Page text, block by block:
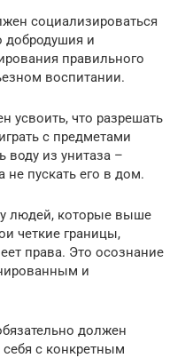
социализироваться
добродушия и
правильного
воспитании.
что разрешать
с предметами
воду из унитаза –
пускать его в дом.
людей, которые выше
четкие границы,
права. Это осознание
и
должен
с конкретным